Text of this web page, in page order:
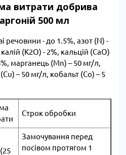
витрати добрива
500 мл
речовини - до 1.5%, азот (N) -
(К2O) - 2%, кальцій (CaO)
марганець (Mn) – 50 мг/л,
– 50 мг/л, кобальт (Со) – 5
Строк обробки
Замочування перед
посівом протягом 1